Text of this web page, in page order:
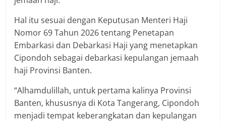
Hal itu sesuai dengan Keputusan Menteri Haji
Nomor 69 Tahun 2026 tentang Penetapan
Embarkasi dan Debarkasi Haji yang menetapkan
Cipondoh sebagai debarkasi kepulangan jemaah
haji Provinsi Banten.
“Alhamdulillah, untuk pertama kalinya Provinsi
Banten, khususnya di Kota Tangerang, Cipondoh
menjadi tempat keberangkatan dan kepulangan